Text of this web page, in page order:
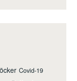
Covid-19